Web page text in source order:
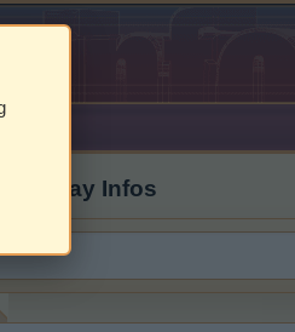
Blu-ray Infos